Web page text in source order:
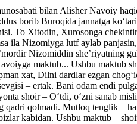
bilan Alisher Navoiy
borib Buroqida jannatga
To Xitodin, Xurosonga
ila Nizomiyga lutf aylab
Nizomiddin she’riyatning
maktub... Ushbu maktub
xat, Dilni dardlar ezgan
– ertak. Bani odam endi
shoir – O‘tdi, o‘zni sanab
qolmadi. Mutloq tenglik –
kabidan. Ushbu maktub –